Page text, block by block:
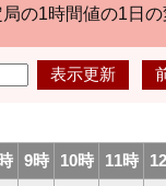
の1時間値の1日
表示更新
9時 10時 11時